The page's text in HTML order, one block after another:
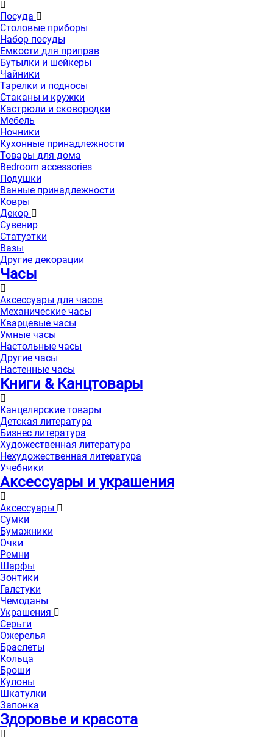
Посуда
Столовые приборы
Набор посуды
Емкости для приправ
Бутылки и шейкеры
Чайники
Тарелки и подносы
Стаканы и кружки
Кастрюли и сковородки
Мебель
Ночники
Кухонные принадлежности
Товары для дома
Bedroom accessories
Подушки
Ванные принадлежности
Ковры
Декор
Сувенир
Статуэтки
Вазы
Другие декорации
Часы
Аксессуары для часов
Механические часы
Кварцевые часы
Умные часы
Настольные часы
Другие часы
Настенные часы
Книги & Канцтовары
Канцелярские товары
Детская литература
Бизнес литература
Художественная литература
Нехудожественная литература
Учебники
Аксессуары и украшения
Аксессуары
Сумки
Бумажники
Очки
Ремни
Шарфы
Зонтики
Галстуки
Чемоданы
Украшения
Серьги
Ожерелья
Браслеты
Кольца
Броши
Кулоны
Шкатулки
Запонка
Здоровье и красота